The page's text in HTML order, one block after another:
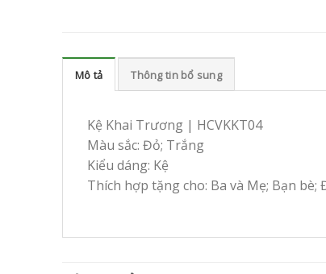
Mô tả Thông tin bổ sung
Kệ Khai Trương | HCVKKT04
Màu sắc: Đỏ; Trắng
Kiểu dáng: Kệ
Thích hợp tặng cho: Ba và Mẹ; Bạn